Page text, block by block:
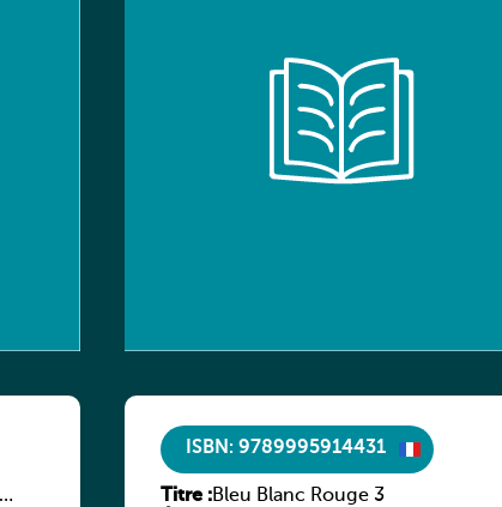
ISBN: 9789995914431
Titre :Bleu Blanc Rouge 3